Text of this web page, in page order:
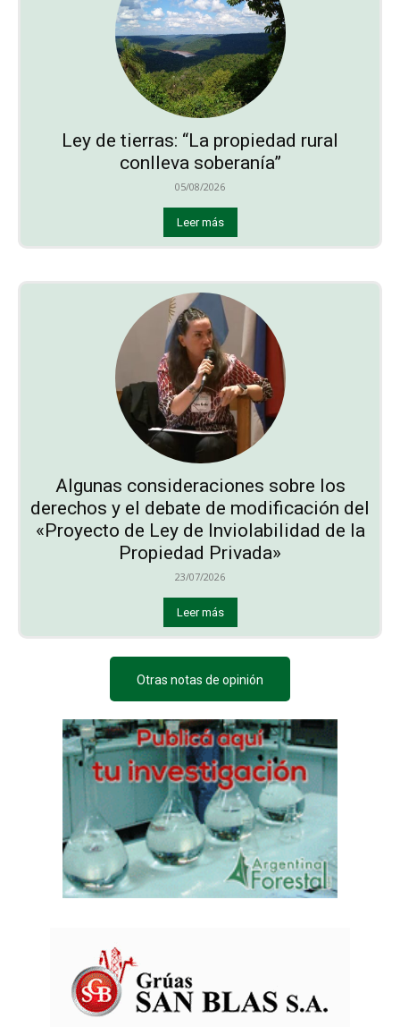
Ley de tierras: “La propiedad rural
conlleva soberanía”
05/08/2026
Leer más
Algunas consideraciones sobre los
derechos y el debate de modificación del
«Proyecto de Ley de Inviolabilidad de la
Propiedad Privada»
23/07/2026
Leer más
Otras notas de opinión